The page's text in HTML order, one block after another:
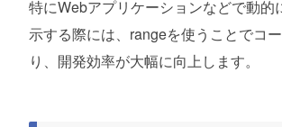
特にWebアプリケーションなどで動的
示する際には、rangeを使うことでコ
り、開発効率が大幅に向上します。